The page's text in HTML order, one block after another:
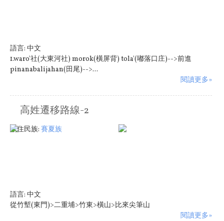
語言: 中文
1.waro'社(大東河社) morok(橫屏背) tola'(嘟落口庄)-->前進
pinanabalijahan(田尾)-->...
閱讀更多»
高姓遷移路線-2
原住民族: 賽夏族
語言: 中文
從竹塹(東門)>二重埔>竹東>橫山>比來尖筆山
閱讀更多»